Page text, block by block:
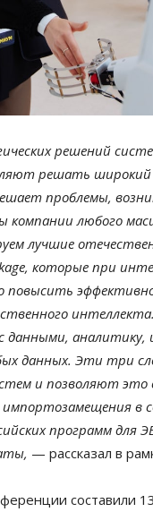
решений
решать широкий
проблемы,
компании любого
лучшие
которые при
повысить
аналитику,
данных. Эти три
и позволяют это
в
программ для
— рассказал в
составили